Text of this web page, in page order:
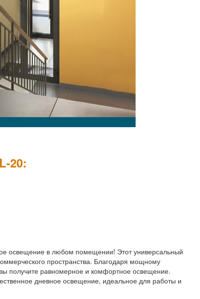
20:
освещение в любом помещении! Этот универсальный
пространства. Благодаря мощному
получите равномерное и комфортное освещение.
дневное освещение, идеальное для работы и